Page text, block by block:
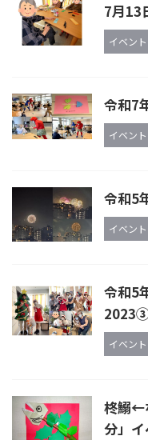
7月13
イベント
令和7
イベント
令和5
イベント
令和5
イベント
柊鰯←
分」